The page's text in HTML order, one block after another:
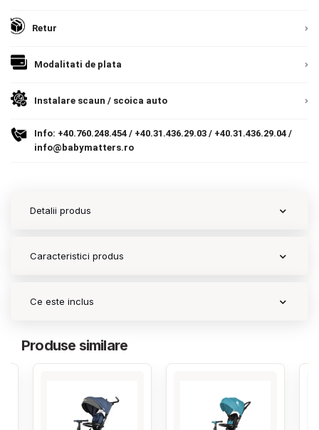
Contact
Retur
Modalitati de plata
Instalare scaun / scoica auto
Info: +40.760.248.454 / +40.31.436.29.03 / +40.31.436.29.04 /
info@babymatters.ro
Detalii produs
Caracteristici produs
Ce este inclus
Produse similare